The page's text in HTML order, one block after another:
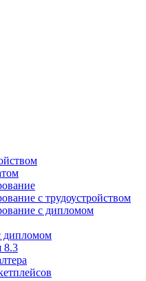
с трудоустройством
с дипломом
дипломом
8.3